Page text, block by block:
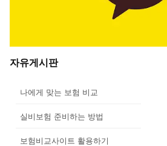
자유게시판
나에게 맞는 보험 비교
실비보험 준비하는 방법
보험비교사이트 활용하기